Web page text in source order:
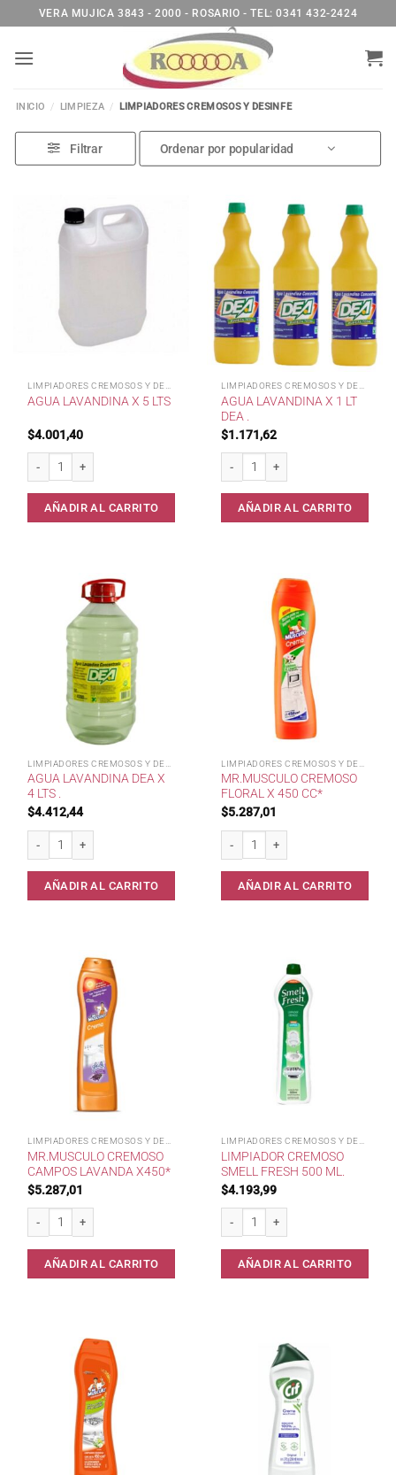
al
contenido
VERA MUJICA 3843 - 2000 - ROSARIO - TEL: 0341 432-2424
INICIO / LIMPIEZA / LIMPIADORES CREMOSOS Y DESINFE
Filtrar
AGUA LAVANDINA X 5 LTS
$4.001,40
Agua lavandina x 5 lts cantidad
AÑADIR AL CARRITO
AGUA LAVANDINA X 1 LT
DEA .
$1.171,62
Agua Lavandina x 1 lt DEA . cantidad
AÑADIR AL CARRITO
AGUA LAVANDINA DEA X
4 LTS .
$4.412,44
Agua Lavandina Dea x 4 lts . cantidad
AÑADIR AL CARRITO
MR.MUSCULO CREMOSO
FLORAL X 450 CC*
$5.287,01
Mr.Musculo Cremoso Floral x 450
AÑADIR AL CARRITO
MR.MUSCULO CREMOSO
CAMPOS LAVANDA X450*
$5.287,01
Mr.Musculo Cremoso Campos Lavanda x450* cantidad
AÑADIR AL CARRITO
LIMPIADOR CREMOSO
SMELL FRESH 500 ML.
$4.193,99
Limpiador Cremoso Smell Fresh 500
AÑADIR AL CARRITO